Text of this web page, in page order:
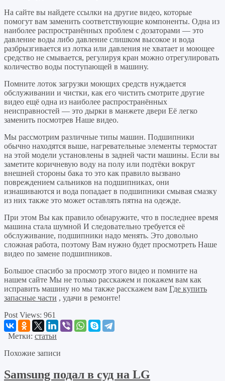
На сайте вы найдете ссылки на другие видео, которые
помогут вам заменить соответствующие компоненты. Одна из
наиболее распространённых проблем с дозаторами — это
давление воды либо давление слишком высокое и вода
разбрызгивается из лотка или давления не хватает и моющее
средство не смывается, регулируя кран можно отрегулировать
количество воды поступающей в машину.
Помните лоток загрузки моющих средств нуждается
обслуживании и чистки, как его чистить смотрите другие
видео ещё одна из наиболее распространённых
неисправностей — это дырки в манжете двери Её легко
заменить посмотрев Наше видео.
Мы рассмотрим различные типы машин. Подшипники
обычно находятся выше, нагревательные элементы термостат
на этой модели установлены в задней части машины. Если вы
заметите коричневую воду на полу или подтёки вокруг
внешней стороны бака то это как правило вызвано
повреждением сальников на подшипниках, они
изнашиваются и вода попадает в подшипники смывая смазку
из них также это может оставлять пятна на одежде.
При этом Вы как правило обнаружите, что в последнее время
машина стала шумной И следовательно требуется её
обслуживание, подшипники надо менять. Это довольно
сложная работа, поэтому Вам нужно будет просмотреть Наше
видео по замене подшипников.
Большое спасибо за просмотр этого видео и помните на
нашем сайте Мы не только расскажем и покажем вам как
исправить машину но мы также расскажем вам Где купить
запасные части , удачи в ремонте!
Post Views: 961
Метки: статьи
Похожие записи
Samsung подал в суд на LG